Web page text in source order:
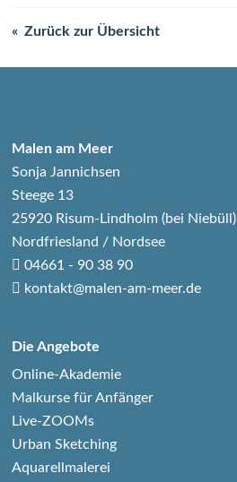
Zurück zur Übersicht
Malen am Meer
Sonja Jannichsen
Steege 13
25920 Risum-Lindholm (bei Niebüll)
Nordfriesland / Nordsee
04661 - 90 38 90
kontakt@malen-am-meer.de
Die Angebote
Online-Akademie
Malkurse für Anfänger
Live-ZOOMs
Urban Sketching
Aquarellmalerei